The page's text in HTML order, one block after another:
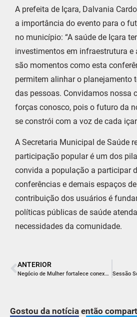
A prefeita de Içara, Dalvania
a importância do evento para o
no município: “A saúde de Içara
investimentos em infraestrutura e
são momentos como esta
permitem alinhar o planejamento
das pessoas. Convidamos nossa
forças conosco, pois o futuro da
se constrói com a voz de cada
A Secretaria Municipal de Saúde
participação popular é um dos
convida a população a participar
conferências e demais espaços
contribuição dos usuários é
políticas públicas de saúde
necessidades da comunidade.
ANTERIOR
Negócio de Mulher fortalece conexões e consolida protagonismo feminino em Içara
Gostou da notícia então